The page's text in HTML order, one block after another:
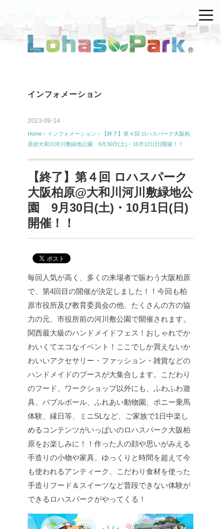
インフォメーション
2023-09-14
Home › インフォメーション ›
【終了】第４回 ロハスパーク大阪柏
原@大和川河川敷緑地公園 9月30日(土)・10月1日(日)開催！！
【終了】第４回 ロハスパーク
大阪柏原@大和川河川敷緑地公
園 9月30日(土)・10月1日(日)
開催！！
毎回人気が高く、多くの来場者で賑わう大阪柏原
で、第4回目の開催が決定しました！！ 今回も柏
原市役所及び教育委員会の他、たくさんの方の協
力の元、市役所前の河川敷公園で開催されます。
関西最大級のハンドメイドフェス！ おしゃれでか
わいくてエコなイベント！ ここでしか買えないか
わいいアクセサリー・ファッション・雑貨などの
ハンドメイドのブースが大集合します。こだわり
のフード、ワークショップ以外にも、ふわふわ遊
具、バブルボール、ふれあい動物園、ポニー乗馬
体験、縁日等、ミニSLなど、ご家族で1日中楽し
めるコンテンツがいっぱいのロハスパーク大阪柏
原をお楽しみに！！ 作った人の顔や思いがみえる
手造りの小物や家具、ゆっくりと時間を超えて今
も使われるアンティーク、こだわり食材を使った
手造りフード＆スイーツなど普段できない体験が
できるロハスパークがやってくる！